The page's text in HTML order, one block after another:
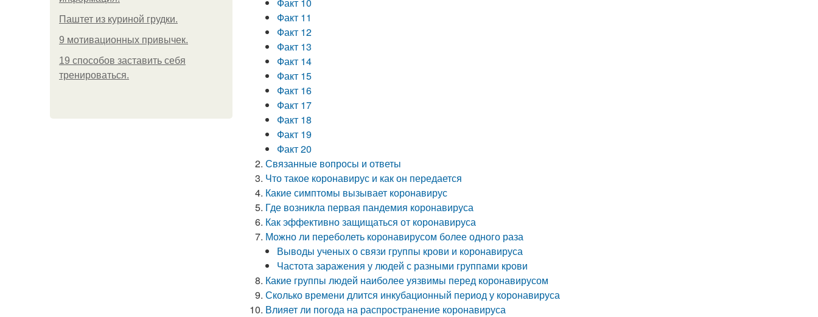
Паштет из куриной грудки.
9 мотивационных привычек.
19 способов заставить себя
тренироваться.
Факт 11
Факт 12
Факт 13
Факт 14
Факт 15
Факт 16
Факт 17
Факт 18
Факт 19
Факт 20
Связанные вопросы и ответы
Что такое коронавирус и как он передается
Какие симптомы вызывает коронавирус
Где возникла первая пандемия коронавируса
Как эффективно защищаться от коронавируса
Можно ли переболеть коронавирусом более одного раза
Выводы ученых о связи группы крови и коронавируса
Частота заражения у людей с разными группами крови
Какие группы людей наиболее уязвимы перед коронавирусом
Сколько времени длится инкубационный период у коронавируса
Влияет ли погода на распространение коронавируса